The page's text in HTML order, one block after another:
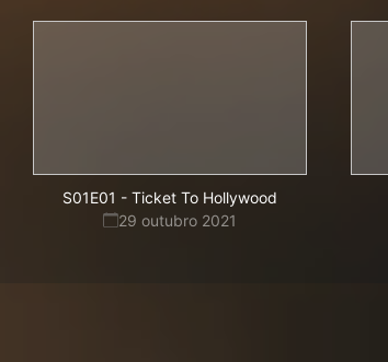
S01E01 - Ticket To Hollywood
29 outubro 2021